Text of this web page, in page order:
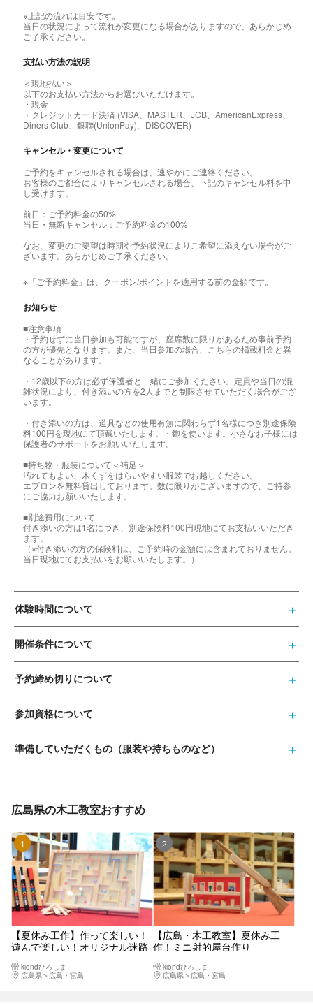
※上記の流れは目安です。
当日の状況によって流れが変更になる場合がありますので、あらかじめ
ご了承ください。
支払い方法の説明
＜現地払い＞
以下のお支払い方法からお選びいただけます。
・現金
・クレジットカード決済 (VISA、MASTER、JCB、AmericanExpress、
Diners Club、銀聯(UnionPay)、DISCOVER)
キャンセル・変更について
ご予約をキャンセルされる場合は、速やかにご連絡ください。
お客様のご都合によりキャンセルされる場合、下記のキャンセル料を申
し受けます。
前日：ご予約料金の50%
当日・無断キャンセル：ご予約料金の100%
なお、変更のご要望は時期や予約状況によりご希望に添えない場合がご
ざいます。あらかじめご了承ください。
※「ご予約料金」は、クーポン/ポイントを適用する前の金額です。
お知らせ
■注意事項
・予約せずに当日参加も可能ですが、座席数に限りがあるため事前予約
の方が優先となります。また、当日参加の場合、こちらの掲載料金と異
なることがあります。
・12歳以下の方は必ず保護者と一緒にご参加ください。定員や当日の混
雑状況により、付き添いの方を2人までと制限させていただく場合がござ
います。
・付き添いの方は、道具などの使用有無に関わらず1名様につき別途保険
料100円を現地にて頂戴いたします。・鉋を使います。小さなお子様には
保護者のサポートをお願いいたします。
■持ち物・服装について＜補足＞
汚れてもよい、木くずをはらいやすい服装でお越しください。
エプロンを無料貸出しております。数に限りがございますので、ご持参
にご協力お願いいたします。
■別途費用について
付き添いの方は1名につき、別途保険料100円現地にてお支払いいただき
ます。
（※付き添いの方の保険料は、ご予約時の金額には含まれておりません。
当日現地にてお支払いをお願いいたします。）
体験時間について
開催条件について
予約締め切りについて
参加資格について
準備していただくもの（服装や持ちものなど）
広島県の木工教室おすすめ
1位
【夏休み工作】作って楽しい！
遊んで楽しい！オリジナル迷路
kiondひろしま
広島県
広島・宮島
2位
【広島・木工教室】夏休み工
作！ミニ射的屋台作り
kiondひろしま
広島県
広島・宮島